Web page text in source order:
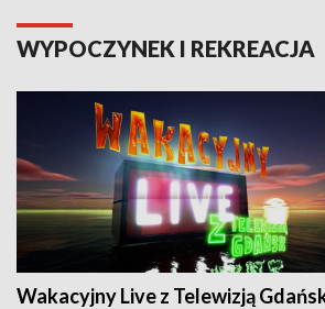
WYPOCZYNEK I REKREACJA
Wakacyjny Live z Telewizją